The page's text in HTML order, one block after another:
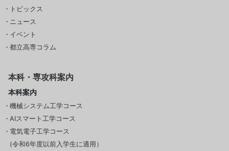
トピックス
ニュース
イベント
都立高専コラム
本科・専攻科案内
本科案内
機械システム工学コース
AIスマート工学コース
電気電子工学コース
(令和6年度以前入学生に適用）